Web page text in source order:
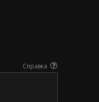
Справка